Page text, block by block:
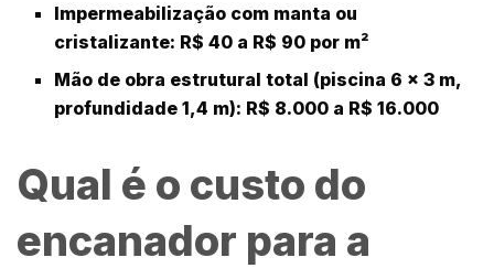
Impermeabilização com manta ou
cristalizante: R$ 40 a R$ 90 por m²
Mão de obra estrutural total (piscina 6 x 3 m,
profundidade 1,4 m): R$ 8.000 a R$ 16.000
Qual é o custo do
encanador para a